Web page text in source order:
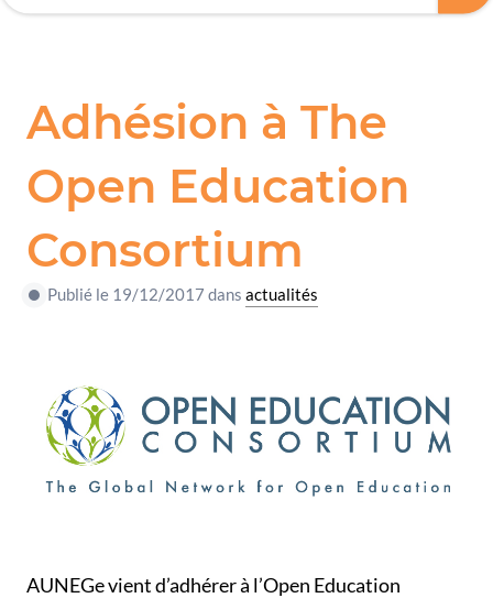
Adhésion à The
Open Education
Consortium
Publié le 19/12/2017 dansactualités
AUNEGe vient d’adhérer à l’Open Education